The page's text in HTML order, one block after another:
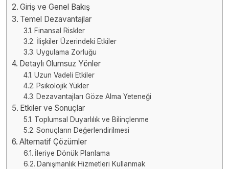
Giriş ve Genel Bakış
Temel Dezavantajlar
Finansal Riskler
İlişkiler Üzerindeki Etkiler
Uygulama Zorluğu
Detaylı Olumsuz Yönler
Uzun Vadeli Etkiler
Psikolojik Yükler
Dezavantajları Göze Alma Yeteneği
Etkiler ve Sonuçlar
Toplumsal Duyarlılık ve Bilinçlenme
Sonuçların Değerlendirilmesi
Alternatif Çözümler
İleriye Dönük Planlama
Danışmanlık Hizmetleri Kullanmak